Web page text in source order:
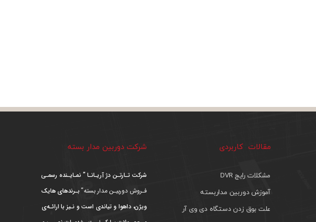
مقالات کاربردی
مشکلات رایج DVR
آموزش دوربین مداربسته
علت بوق زدن دستگاه دی وی آر
شرکت دوربین مدار بسته
شرکت تـارتـن دژ آریـانـا ” نمـایـنده رسمـی
فـروش دوربیـن مدار بسته”بـرندهای هایک
ویژن، داهوا و تیاندی است و نـیز با ارائـه‌ی